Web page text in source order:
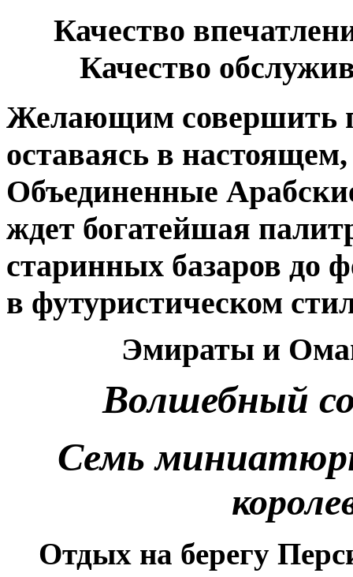
Качество
Качество
Желающим совершить
оставаясь в
Объединенные
ждет богатейшая
старинных базаров до
в футуристическом
Эмираты и
Волшебный
Семь
Отдых на берегу